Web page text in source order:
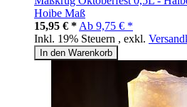
Hoibe Maß
15,95 € * Ab 9,75 € *
Inkl. 19% Steuern , exkl.
In den Warenkorb